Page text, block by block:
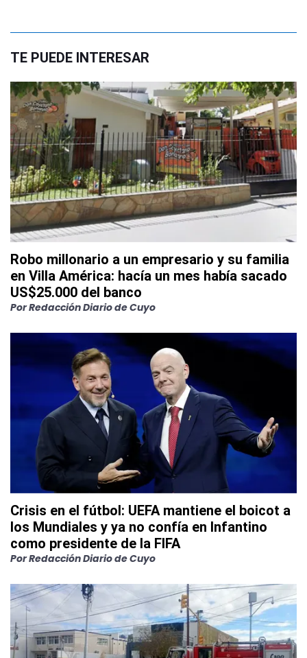
TE PUEDE INTERESAR
Robo millonario a un empresario y su familia
en Villa América: hacía un mes había sacado
US$25.000 del banco
PorRedacción Diario de Cuyo
Crisis en el fútbol: UEFA mantiene el boicot a
los Mundiales y ya no confía en Infantino
como presidente de la FIFA
PorRedacción Diario de Cuyo